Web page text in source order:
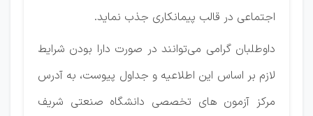
اجتماعی در قالب پیمانکاری جذب نماید.
داوطلبان گرامی می‌توانند در صورت دارا بودن شرایط
لازم بر اساس این اطلاعیه و جداول پیوست، به آدرس
مرکز آزمون های تخصصی دانشگاه صنعتی شریف